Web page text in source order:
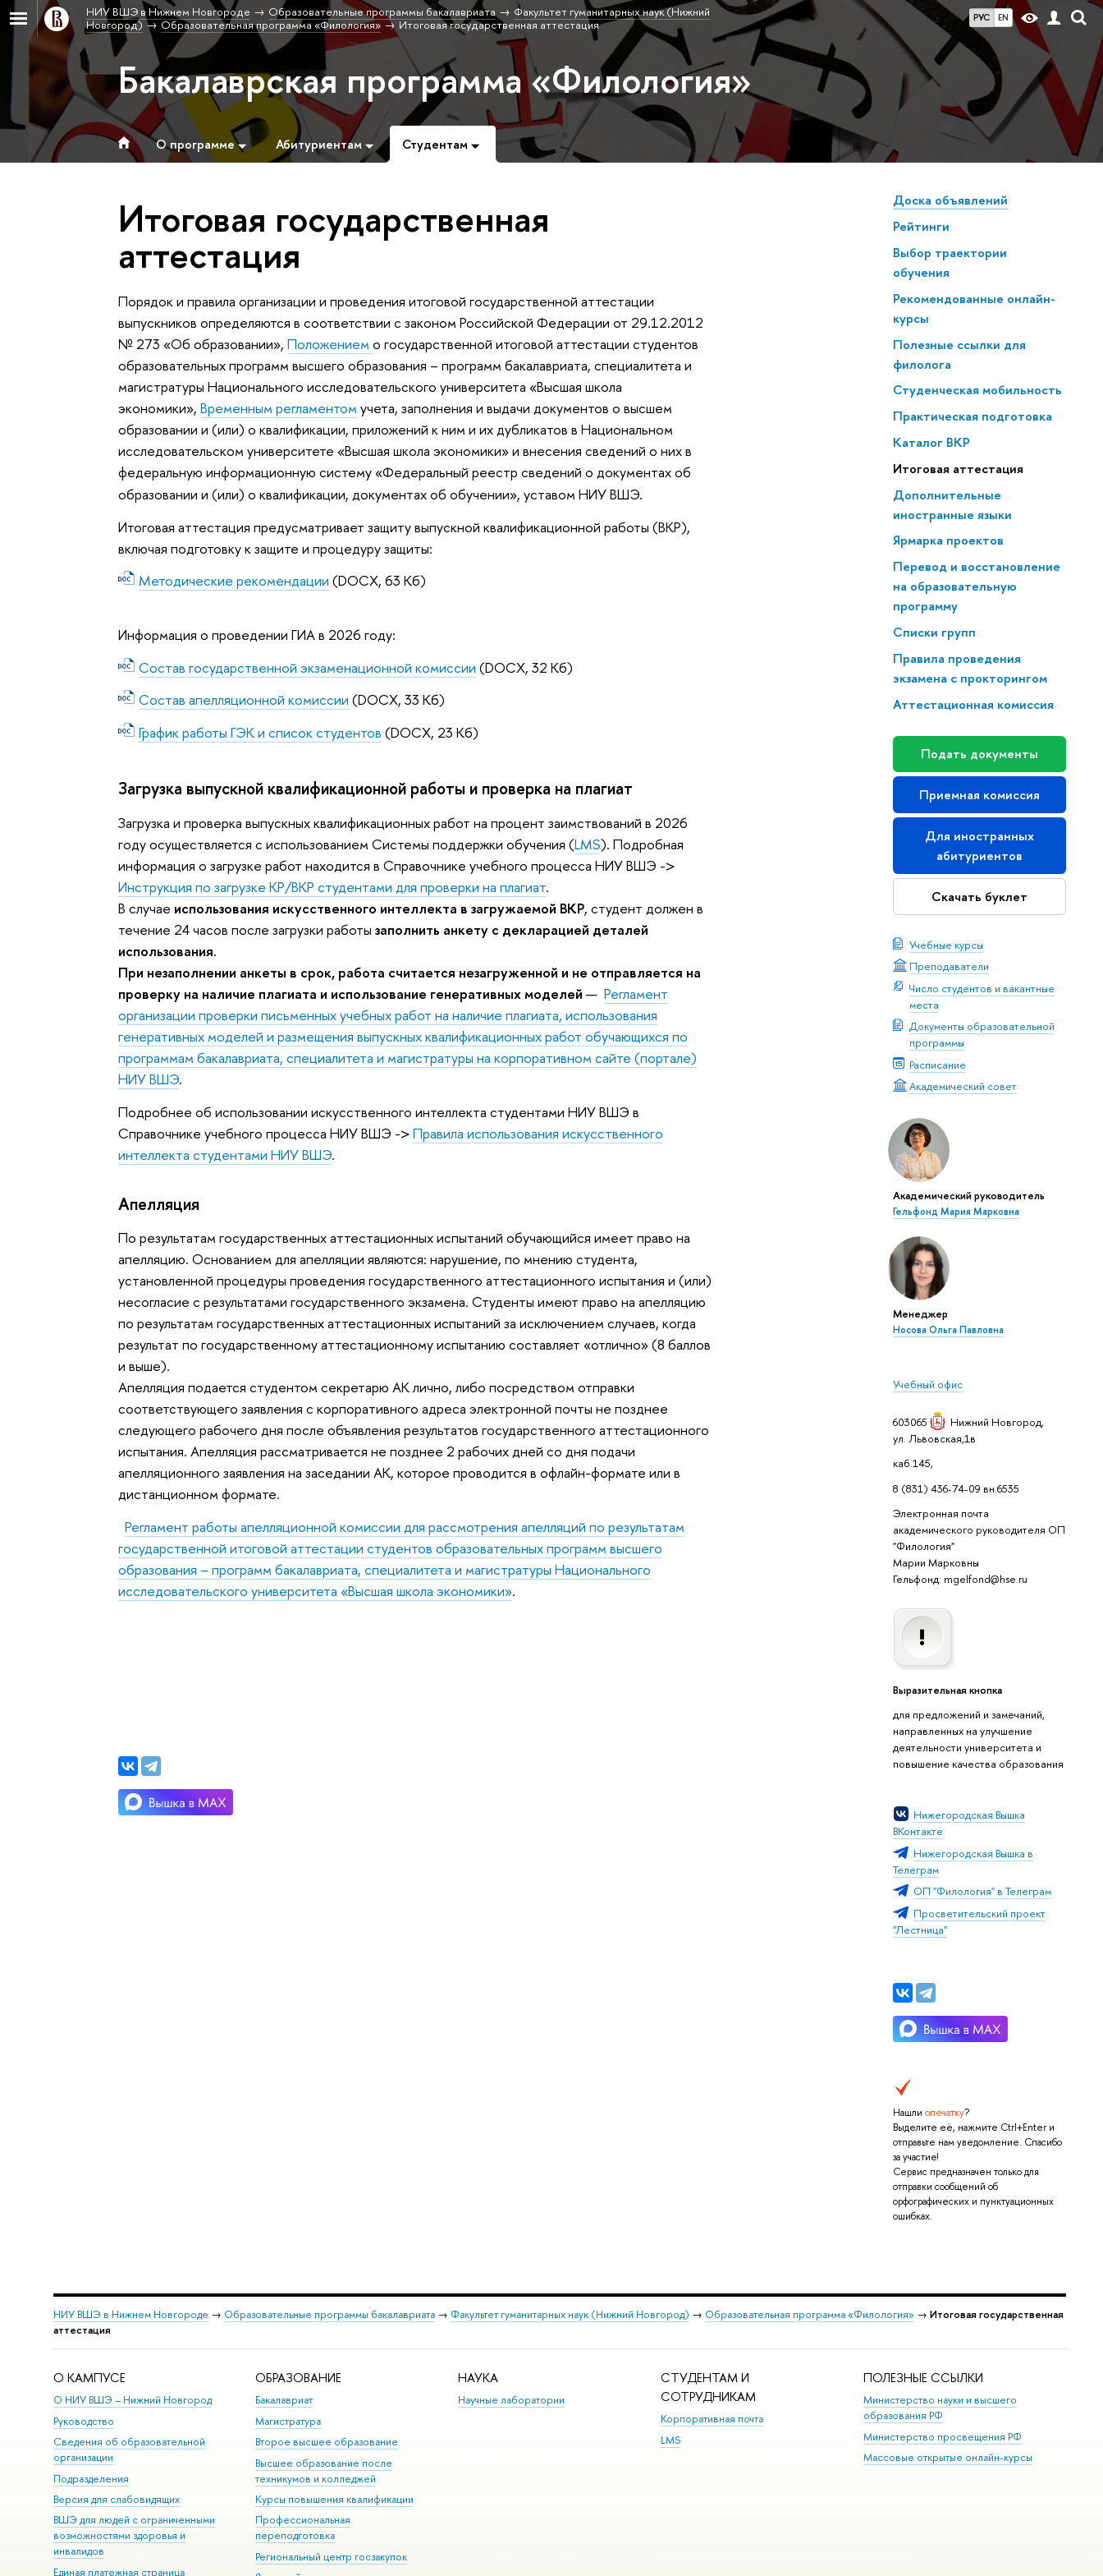
РУС EN
НИУ ВШЭ в Нижнем Новгороде Образовательные программы бакалавриата
Факультет гуманитарных наук (Нижний
Новгород)
Образовательная программа «Филология» Итоговая государственная аттестация
Бакалаврская программа «Филология»
О программе Абитуриентам Студентам
Доска объявлений
Рейтинги
Выбор траектории
обучения
Рекомендованные онлайн-
курсы
Полезные ссылки для
филолога
Студенческая мобильность
Практическая подготовка
Каталог ВКР
Итоговая аттестация
Дополнительные
иностранные языки
Ярмарка проектов
Перевод и восстановление
на образовательную
программу
Списки групп
Правила проведения
экзамена с прокторингом
Аттестационная комиссия
Подать документы
Приемная комиссия
Для иностранных
абитуриентов
Скачать буклет
Учебные курсы
Преподаватели
Число студентов и вакантные
места
Документы образовательной
программы
Расписание
Академический совет
Академический руководитель
Гельфонд Мария Марковна
Менеджер
Носова Ольга Павловна
Учебный офис
603065 Нижний Новгород,
ул. Львовская,1в
каб.145,
8 (831) 436-74-09 вн.6535
Электронная почта
академического руководителя ОП
"Филология"
Марии Марковны
Гельфонд: mgelfond@hse.ru
Выразительная кнопка
для предложений и замечаний,
направленных на улучшение
деятельности университета и
повышение качества образования
Нижегородская Вышка
ВКонтакте
Нижегородская Вышка в
Телеграм
ОП "Филология" в Телеграм
Просветительский проект
"Лестница"
Нашли опечатку?
Выделите её, нажмите Ctrl+Enter и
отправьте нам уведомление. Спасибо
за участие!
Сервис предназначен только для
отправки сообщений об
орфографических и пунктуационных
ошибках.
Итоговая государственная
аттестация
Порядок и правила организации и проведения итоговой государственной аттестации
выпускников определяются в соответствии с законом Российской Федерации от 29.12.2012
№ 273 «Об образовании»,Положением о государственной итоговой аттестации студентов
образовательных программ высшего образования – программ бакалавриата, специалитета и
магистратуры Национального исследовательского университета «Высшая школа
экономики»,Временным регламентом учета, заполнения и выдачи документов о высшем
образовании и (или) о квалификации, приложений к ним и их дубликатов в Национальном
исследовательском университете «Высшая школа экономики» и внесения сведений о них в
федеральную информационную систему «Федеральный реестр сведений о документах об
образовании и (или) о квалификации, документах об обучении», уставом НИУ ВШЭ.
Итоговая аттестация предусматривает защиту выпускной квалификационной работы (ВКР),
включая подготовку к защите и процедуру защиты:
Методические рекомендации (DOCX, 63 Кб)
Информация о проведении ГИА в 2026 году:
Состав государственной экзаменационной комиссии (DOCX, 32 Кб)
Состав апелляционной комиссии (DOCX, 33 Кб)
График работы ГЭК и список студентов (DOCX, 23 Кб)
Загрузка выпускной квалификационной работы и проверка на плагиат
Загрузка и проверка выпускных квалификационных работ на процент заимствований в 2026
году осуществляется с использованием Системы поддержки обучения (LMS). Подробная
информация о загрузке работ находится в Справочнике учебного процесса НИУ ВШЭ ->
Инструкция по загрузке КР/ВКР студентами для проверки на плагиат.
В случае использования искусственного интеллекта в загружаемой ВКР, студент должен в
течение 24 часов после загрузки работызаполнить анкету с декларацией деталей
использования.
При незаполнении анкеты в срок, работа считается незагруженной и не отправляется на
проверку на наличие плагиата и использование генеративных моделей —Регламент
организации проверки письменных учебных работ на наличие плагиата, использования
генеративных моделей и размещения выпускных квалификационных работ обучающихся по
программам бакалавриата, специалитета и магистратуры на корпоративном сайте (портале)
НИУ ВШЭ.
Подробнее об использовании искусственного интеллекта студентами НИУ ВШЭ в
Справочнике учебного процесса НИУ ВШЭ ->Правила использования искусственного
интеллекта студентами НИУ ВШЭ.
Апелляция
По результатам государственных аттестационных испытаний обучающийся имеет право на
апелляцию. Основанием для апелляции являются: нарушение, по мнению студента,
установленной процедуры проведения государственного аттестационного испытания и (или)
несогласие с результатами государственного экзамена. Студенты имеют право на апелляцию
по результатам государственных аттестационных испытаний за исключением случаев, когда
результат по государственному аттестационному испытанию составляет «отлично» (8 баллов
и выше).
Апелляция подается студентом секретарю АК лично, либо посредством отправки
соответствующего заявления с корпоративного адреса электронной почты не позднее
следующего рабочего дня после объявления результатов государственного аттестационного
испытания. Апелляция рассматривается не позднее 2 рабочих дней со дня подачи
апелляционного заявления на заседании АК, которое проводится в офлайн-формате или в
дистанционном формате.
Регламент работы апелляционной комиссии для рассмотрения апелляций по результатам
государственной итоговой аттестации студентов образовательных программ высшего
образования – программ бакалавриата, специалитета и магистратуры Национального
исследовательского университета «Высшая школа экономики».
НИУ ВШЭ в Нижнем Новгороде → Образовательные программы бакалавриата→ Факультет гуманитарных наук (Нижний Новгород) → Образовательная программа «Филология» → Итоговая государственная
аттестация
О КАМПУСЕ
О НИУ ВШЭ – Нижний Новгород
Руководство
Сведения об образовательной
организации
Подразделения
Версия для слабовидящих
ВШЭ для людей с ограниченными
возможностями здоровья и
инвалидов
Единая платежная страница
ОБРАЗОВАНИЕ
Бакалавриат
Магистратура
Второе высшее образование
Высшее образование после
техникумов и колледжей
Курсы повышения квалификации
Профессиональная
переподготовка
Региональный центр госзакупок
НАУКА
Научные лаборатории
СТУДЕНТАМ И
СОТРУДНИКАМ
Корпоративная почта
LMS
ПОЛЕЗНЫЕ ССЫЛКИ
Министерство науки и высшего
образования РФ
Министерство просвещения РФ
Массовые открытые онлайн-курсы